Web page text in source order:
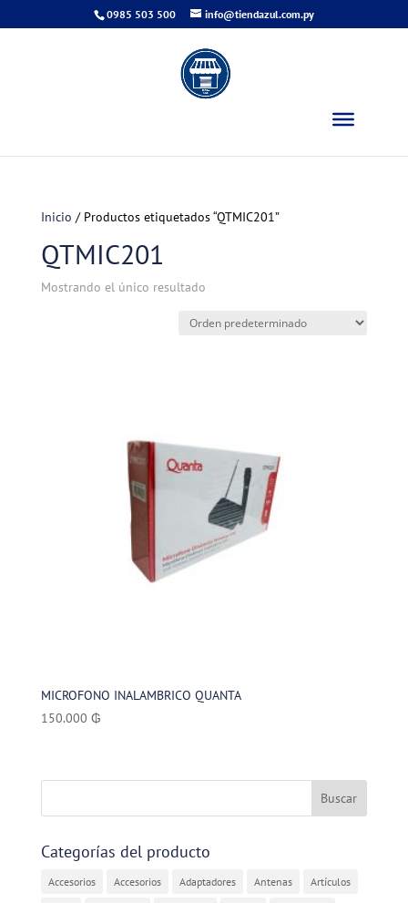
0985 503 500 info@tiendazul.com.py
Inicio / Productos etiquetados “QTMIC201”
QTMIC201
Mostrando el único resultado
MICROFONO INALAMBRICO QUANTA
150.000 ₲
Categorías del producto
Accesorios Accesorios Adaptadores Antenas Artículos